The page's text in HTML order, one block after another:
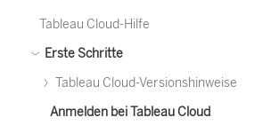
Tableau Cloud-Hilfe
Erste Schritte
Tableau Cloud-Versionshinweise
Anmelden bei Tableau Cloud